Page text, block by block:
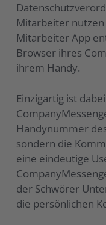
Mitarbeiter
Mitarbeiter App
Browser ihres
ihrem Handy.
Einzigartig ist
Handynummer
sondern die
eine eindeutige
der Schwörer
die persönlichen